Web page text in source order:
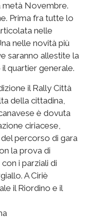
metà Novembre.
Prima fra tutte lo
nelle
nelle novità più
saranno allestite la
quartier generale.
il Rally Città
della cittadina,
è dovuta
ciriacese,
percorso di gara
la prova di
i parziali di
A Ciriè
il Riordino e il